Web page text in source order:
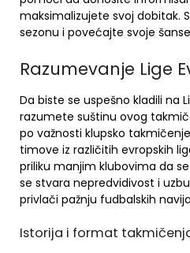
maksimalizujete svoj dobitak.
sezonu i povećajte svoje
Razumevanje Lige
Da biste se uspešno kladili na
razumete suštinu ovog
po važnosti klupsko
timove iz različitih evropskih
priliku manjim klubovima da
se stvara nepredvidivost i
privlači pažnju fudbalskih
Istorija i format